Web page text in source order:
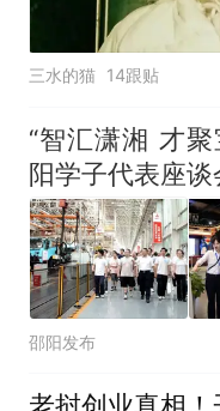
三水的猫 14跟贴
“智汇潇湘 才
阳学子代表座
邵阳发布
老挝创业真相